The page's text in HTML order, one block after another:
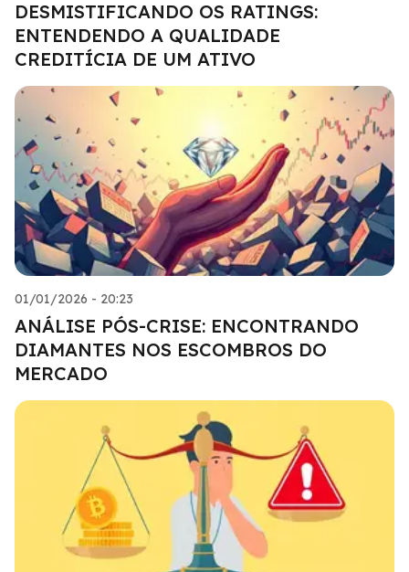
DESMISTIFICANDO OS RATINGS:
ENTENDENDO A QUALIDADE
CREDITÍCIA DE UM ATIVO
01/01/2026 - 20:23
ANÁLISE PÓS-CRISE: ENCONTRANDO
DIAMANTES NOS ESCOMBROS DO
MERCADO